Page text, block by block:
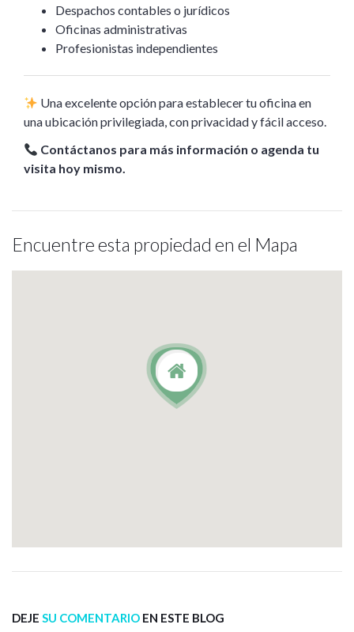
Despachos contables o jurídicos
Oficinas administrativas
Profesionistas independientes
Una excelente opción para establecer tu oficina en
una ubicación privilegiada, con privacidad y fácil acceso.
Contáctanos para más información o agenda tu
visita hoy mismo.
Encuentre esta propiedad en el Mapa
DEJE SU COMENTARIO EN ESTE BLOG